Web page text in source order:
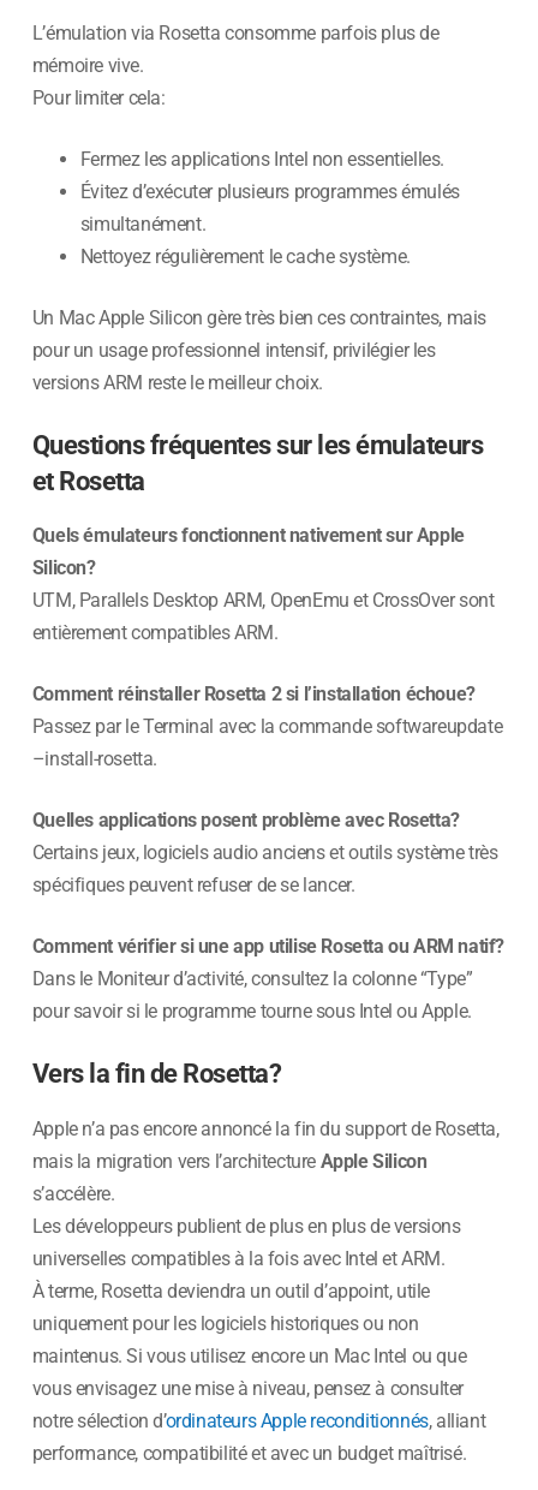
L’émulation via Rosetta consomme parfois plus de
mémoire vive.
Pour limiter cela:
Fermez les applications Intel non essentielles.
Évitez d’exécuter plusieurs programmes émulés
simultanément.
Nettoyez régulièrement le cache système.
Un Mac Apple Silicon gère très bien ces contraintes, mais
pour un usage professionnel intensif, privilégier les
versions ARM reste le meilleur choix.
Questions fréquentes sur les émulateurs
et Rosetta
Quels émulateurs fonctionnent nativement sur Apple
Silicon?
UTM, Parallels Desktop ARM, OpenEmu et CrossOver sont
entièrement compatibles ARM.
Comment réinstaller Rosetta 2 si l’installation échoue?
Passez par le Terminal avec la commande softwareupdate
–install-rosetta.
Quelles applications posent problème avec Rosetta?
Certains jeux, logiciels audio anciens et outils système très
spécifiques peuvent refuser de se lancer.
Comment vérifier si une app utilise Rosetta ou ARM natif?
Dans le Moniteur d’activité, consultez la colonne “Type”
pour savoir si le programme tourne sous Intel ou Apple.
Vers la fin de Rosetta?
Apple n’a pas encore annoncé la fin du support de Rosetta,
mais la migration vers l’architecture Apple Silicon
s’accélère.
Les développeurs publient de plus en plus de versions
universelles compatibles à la fois avec Intel et ARM.
À terme, Rosetta deviendra un outil d’appoint, utile
uniquement pour les logiciels historiques ou non
maintenus. Si vous utilisez encore un Mac Intel ou que
vous envisagez une mise à niveau, pensez à consulter
notre sélection d’ordinateurs Apple reconditionnés, alliant
performance, compatibilité et avec un budget maîtrisé.